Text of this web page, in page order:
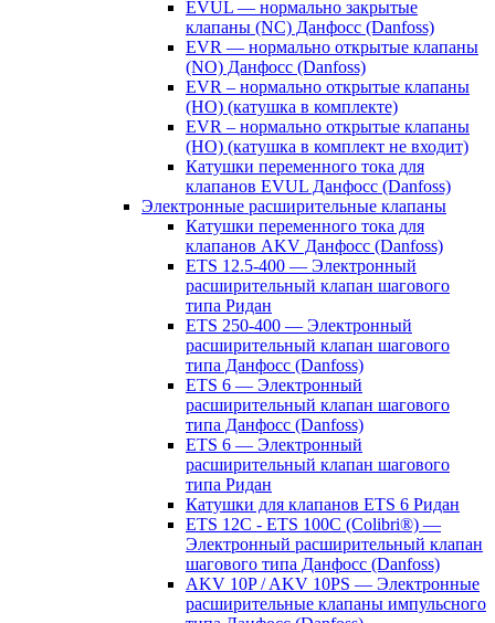
EVUL — нормально закрытые
клапаны (NC) Данфосс (Danfoss)
EVR — нормально открытые клапаны
(NO) Данфосс (Danfoss)
EVR – нормально открытые клапаны
(НО) (катушка в комплекте)
EVR – нормально открытые клапаны
(НО) (катушка в комплект не входит)
Катушки переменного тока для
клапанов EVUL Данфосс (Danfoss)
Электронные расширительные клапаны
Катушки переменного тока для
клапанов AKV Данфосс (Danfoss)
ETS 12.5-400 — Электронный
расширительный клапан шагового
типа Ридан
ETS 250-400 — Электронный
расширительный клапан шагового
типа Данфосс (Danfoss)
ETS 6 — Электронный
расширительный клапан шагового
типа Данфосс (Danfoss)
ETS 6 — Электронный
расширительный клапан шагового
типа Ридан
Катушки для клапанов ETS 6 Ридан
ETS 12C - ETS 100C (Colibri®) —
Электронный расширительный клапан
шагового типа Данфосс (Danfoss)
AKV 10P / AKV 10PS — Электронные
расширительные клапаны импульсного